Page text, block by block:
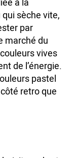
sèche vite,
par
marché du
vives
de l’énergie.
pastel
retro que